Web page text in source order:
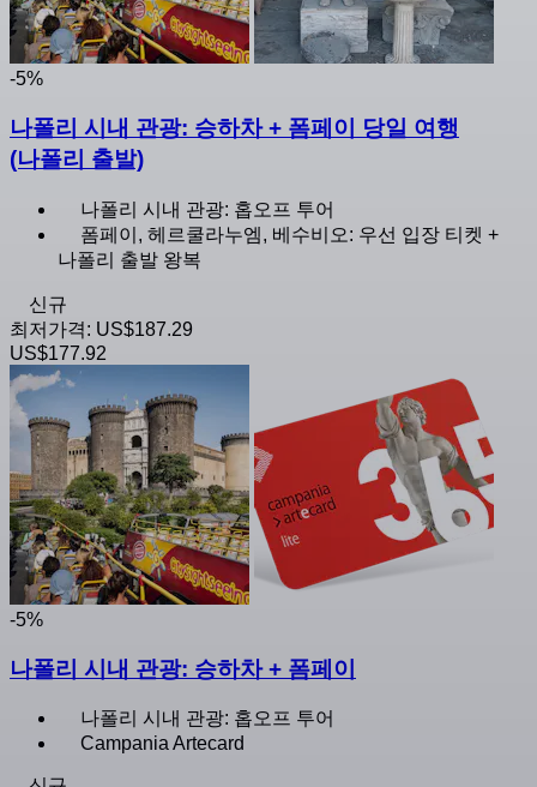
-5%
나폴리 시내 관광: 승하차 + 폼페이 당일 여행
(나폴리 출발)
나폴리 시내 관광: 홉오프 투어
폼페이, 헤르쿨라누엠, 베수비오: 우선 입장 티켓 +
나폴리 출발 왕복
신규
최저가격: US$187.29
US$177.92
-5%
나폴리 시내 관광: 승하차 + 폼페이
나폴리 시내 관광: 홉오프 투어
Campania Artecard